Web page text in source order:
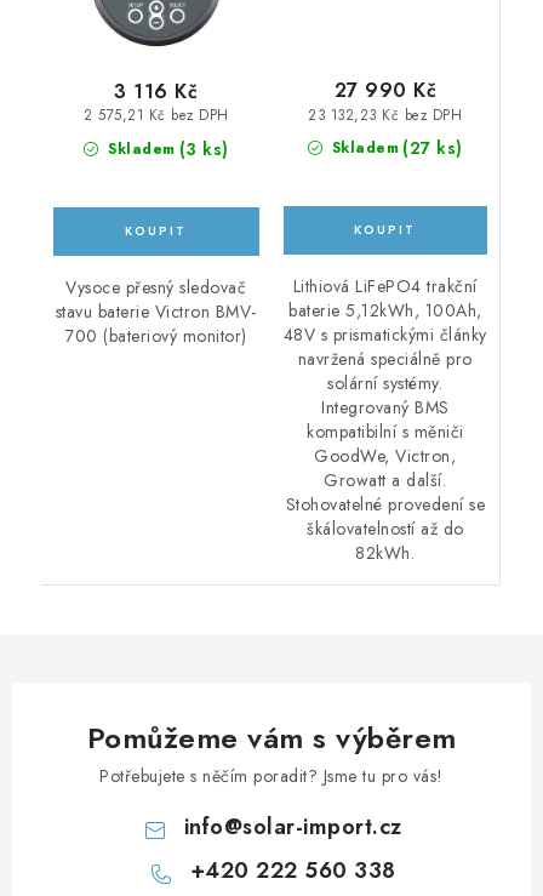
Skladem (3 ks)
2 575,21 Kč bez DPH
3 116 Kč
Vysoce přesný sledovač
stavu baterie Victron BMV-
700 (bateriový monitor)
Skladem (27 ks)
23 132,23 Kč bez DPH
27 990 Kč
Lithiová LiFePO4 trakční
baterie 5,12kWh, 100Ah,
48V s prismatickými články
navržená speciálně pro
solární systémy.
Integrovaný BMS
kompatibilní s měniči
GoodWe, Victron,
Growatt a další.
Stohovatelné provedení se
škálovatelností až do
82kWh.
Pomůžeme vám s výběrem
Potřebujete s něčím poradit? Jsme tu pro vás!
info@solar-import.cz
+420 222 560 338